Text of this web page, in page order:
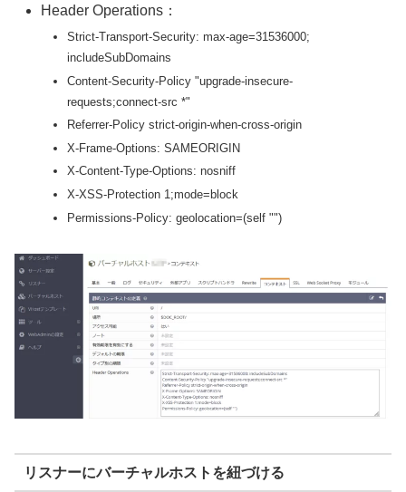
Header Operations：
Strict-Transport-Security: max-age=31536000;
includeSubDomains
Content-Security-Policy "upgrade-insecure-
requests;connect-src *"
Referrer-Policy strict-origin-when-cross-origin
X-Frame-Options: SAMEORIGIN
X-Content-Type-Options: nosniff
X-XSS-Protection 1;mode=block
Permissions-Policy: geolocation=(self "")
リスナーにバーチャルホストを紐づける